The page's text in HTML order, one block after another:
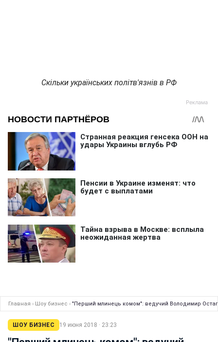
Скільки українських політв'язнів в РФ
Главная › Шоу бизнес › "Перший млинець комом": ведучий Володимир
ШОУ БИЗНЕС 19 июня 2018 · 23:23